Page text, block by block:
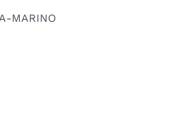
MARINO